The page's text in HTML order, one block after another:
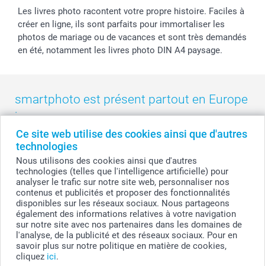
Ce site web utilise des cookies ainsi que d'autres
technologies
Nous utilisons des cookies ainsi que d'autres
technologies (telles que l'intelligence artificielle) pour
analyser le trafic sur notre site web, personnaliser nos
contenus et publicités et proposer des fonctionnalités
disponibles sur les réseaux sociaux. Nous partageons
également des informations relatives à votre navigation
sur notre site avec nos partenaires dans les domaines de
l'analyse, de la publicité et des réseaux sociaux. Pour en
savoir plus sur notre politique en matière de cookies,
cliquez ici.
Les livres photo racontent votre propre histoire. Faciles à
créer en ligne, ils sont parfaits pour immortaliser les
photos de mariage ou de vacances et sont très demandés
en été, notamment les livres photo DIN A4 paysage.
smartphoto est présent partout en Europe
:
België - Belgique - Danmark - Deutschland - France - Ireland
- Nederland - Norge
Switzerland - Suomi - Sverige - United Kingdom
Other Countries
Tous les prix sont en francs suisses (CHF), TVA incluse et hors frais de port.